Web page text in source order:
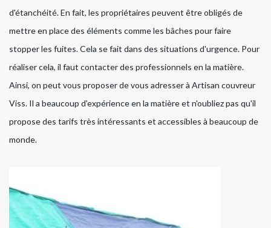
d'étanchéité. En fait, les propriétaires peuvent être obligés de
mettre en place des éléments comme les bâches pour faire
stopper les fuites. Cela se fait dans des situations d'urgence. Pour
réaliser cela, il faut contacter des professionnels en la matière.
Ainsi, on peut vous proposer de vous adresser à Artisan couvreur
Viss. Il a beaucoup d'expérience en la matière et n'oubliez pas qu'il
propose des tarifs très intéressants et accessibles à beaucoup de
monde.